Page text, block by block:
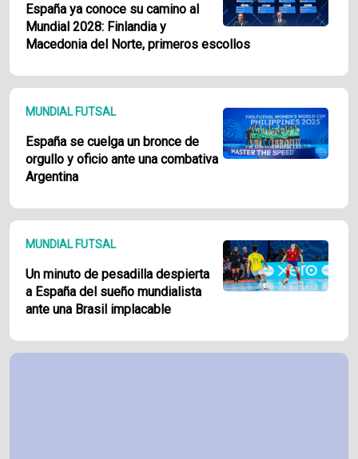
España ya conoce su camino al
Mundial 2028: Finlandia y
Macedonia del Norte, primeros escollos
MUNDIAL FUTSAL
España se cuelga un bronce de
orgullo y oficio ante una combativa
Argentina
MUNDIAL FUTSAL
Un minuto de pesadilla despierta
a España del sueño mundialista
ante una Brasil implacable